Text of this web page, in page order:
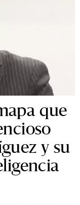
que
y su